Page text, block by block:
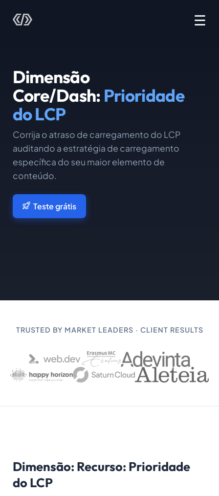
☰
Dimensão
Core/Dash: Prioridade
do LCP
Corrija o atraso de carregamento do LCP
auditando a estratégia de carregamento
específica do seu maior elemento de
conteúdo.
Teste grátis
TRUSTED BY MARKET LEADERS · CLIENT RESULTS
Dimensão: Recurso: Prioridade
do LCP